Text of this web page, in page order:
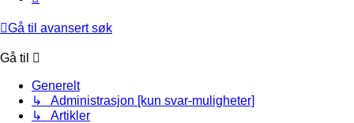
Gå til avansert søk
Gå til
Generelt
↳ Administrasjon [kun svar-muligheter]
↳ Artikler